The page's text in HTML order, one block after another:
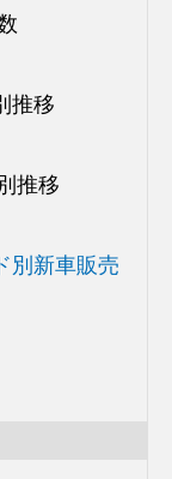
推移
推移
別新車販売